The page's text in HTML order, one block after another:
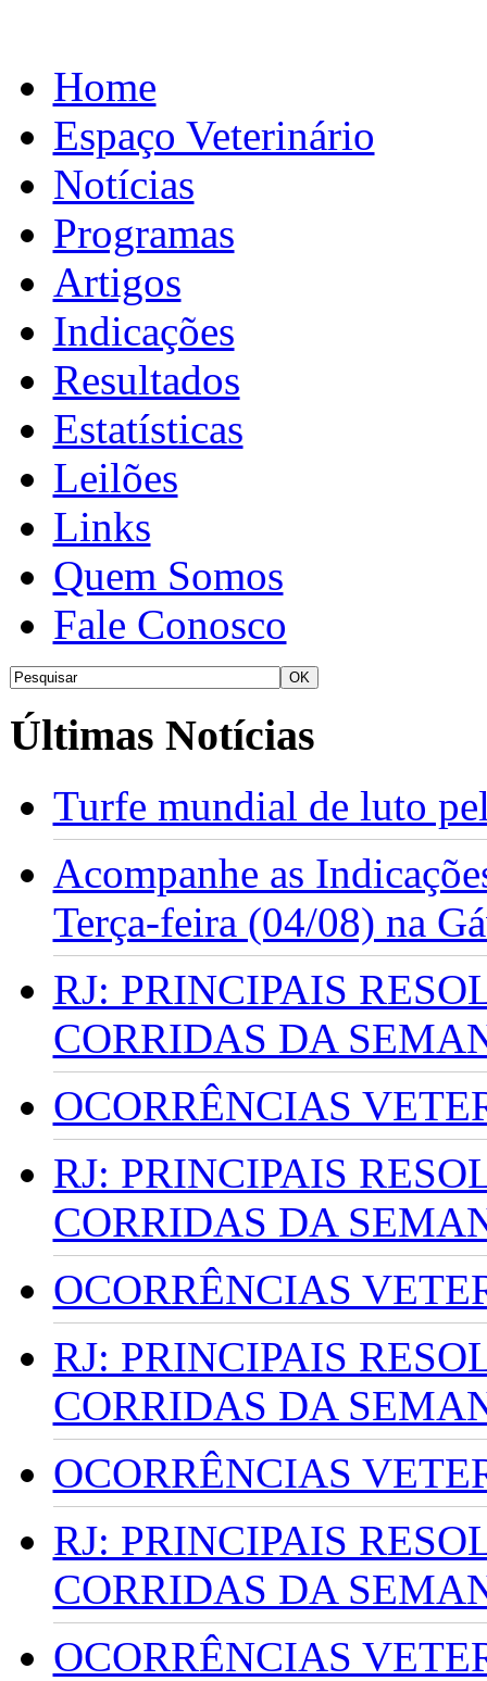
Home
Espaço Veterinário
Notícias
Programas
Artigos
Indicações
Resultados
Estatísticas
Leilões
Links
Quem Somos
Fale Conosco
Últimas Notícias
Turfe mundial de luto
Acompanhe as
Terça-feira (04/08) na
RJ: PRINCIPAIS
CORRIDAS DA
OCORRÊNCIAS
RJ: PRINCIPAIS
CORRIDAS DA
OCORRÊNCIAS
RJ: PRINCIPAIS
CORRIDAS DA
OCORRÊNCIAS
RJ: PRINCIPAIS
CORRIDAS DA
OCORRÊNCIAS